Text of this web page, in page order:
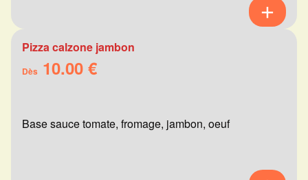
Pizza calzone jambon
Dès 10.00 €
Base sauce tomate, fromage, jambon, oeuf